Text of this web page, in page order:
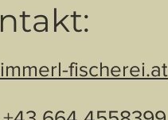
fischerei.at